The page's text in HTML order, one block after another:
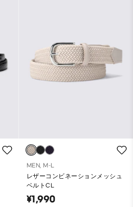
MEN, M-L
レザーコンビネーションメッシュ
ベルトCL
¥1,990